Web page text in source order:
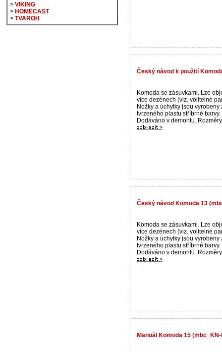
Český návod k použití
Komoda se zásuvkami. Lze
více dezénech (viz. volitelné
Nožky a úchytky jsou vyrobeny
tvrzeného plastu stříbrné barvy.
Dodáváno v demontu.
Český návod Komoda 13
Komoda se zásuvkami. Lze
více dezénech (viz. volitelné
Nožky a úchytky jsou vyrobeny
tvrzeného plastu stříbrné barvy.
Dodáváno v demontu.
Manuál Komoda 15
> VIKING
> HOMECAST
> TVAROH